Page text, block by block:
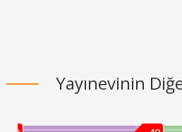
Yayınevinin